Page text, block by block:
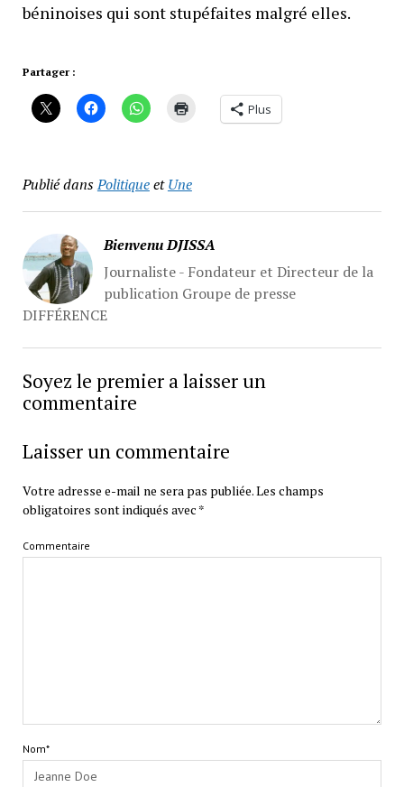
béninoises qui sont stupéfaites malgré elles.
Partager :
Plus
Publié dansPolitiqueetUne
Bienvenu DJISSA
Journaliste - Fondateur et Directeur de la
publication Groupe de presse
DIFFÉRENCE
Soyez le premier a laisser un
commentaire
Laisser un commentaire
Votre adresse e-mail ne sera pas publiée.Les champs
obligatoires sont indiqués avec *
Commentaire
Nom*